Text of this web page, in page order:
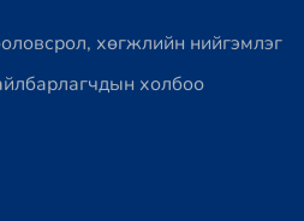
хөгжлийн нийгэмлэг
холбоо